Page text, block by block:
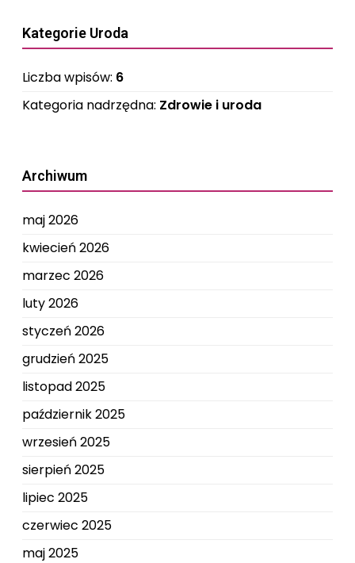
Kategorie Uroda
Liczba wpisów: 6
Kategoria nadrzędna: Zdrowie i uroda
Archiwum
maj 2026
kwiecień 2026
marzec 2026
luty 2026
styczeń 2026
grudzień 2025
listopad 2025
październik 2025
wrzesień 2025
sierpień 2025
lipiec 2025
czerwiec 2025
maj 2025